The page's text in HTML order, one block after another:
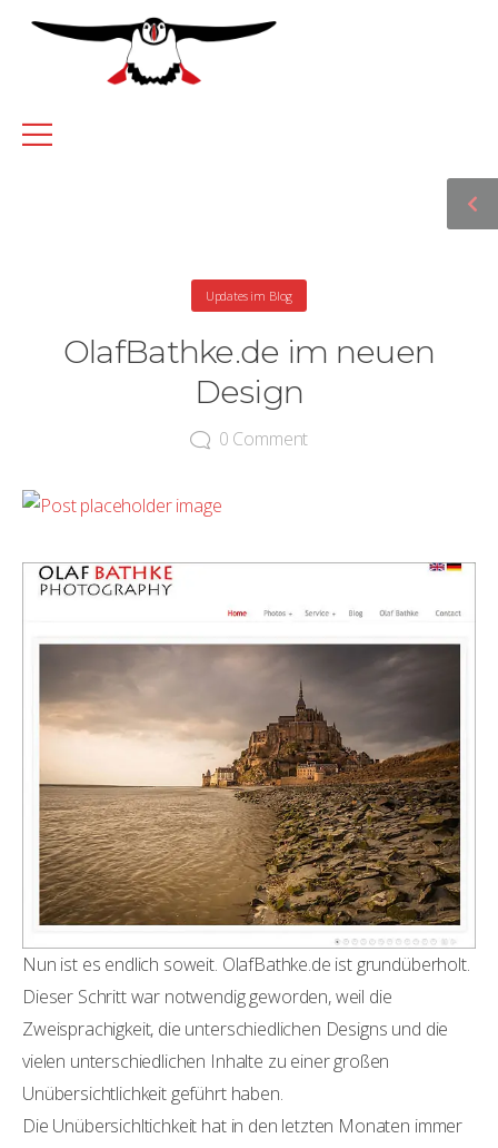
Updates im Blog
OlafBathke.de im neuen
Design
0 Comment
Nun ist es endlich soweit. OlafBathke.de ist grundüberholt.
Dieser Schritt war notwendig geworden, weil die
Zweisprachigkeit, die unterschiedlichen Designs und die
vielen unterschiedlichen Inhalte zu einer großen
Unübersichtlichkeit geführt haben.
Die Unübersichltichkeit hat in den letzten Monaten immer